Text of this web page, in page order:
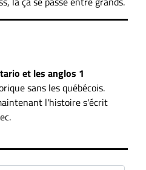
et les anglos 1
sans les québécois.
l'histoire s'écrit